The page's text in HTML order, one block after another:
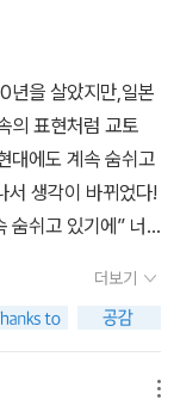
가 역사도시로 발
제계 도래인 후손
사는 소리샘의 맑
영험 때문에 인기
이 늘었고 본당 안
다. 후시미 아니
이가 있는데 붉은색
정전사의 천장 나
서린 유적으로 보
는 것은 뒤로하고 삼
멈칫하는데 실
사부터 들려주는
여행책자와는 전
잡이 가 될 《여행
관광지에 발도장을
책으로 만나고 그
를 위한 교토 답사
광륭사(廣隆寺,고
을 살았지만,일본
표현처럼 교토
대에도 계속 숨쉬고
서 생각이 바뀌었다!
숨쉬고 있기에” 너
한반도에서 일본열
을 일본에 전파하
을 주었다.⠀⠀유홍준
시작해윤동주와 정
더보기